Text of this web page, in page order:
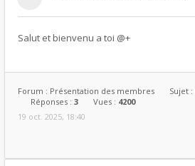
Salut et bienvenu a toi @+
Forum : Présentation des membres Sujet :
Réponses : 3 Vues : 4200
19 oct. 2025, 18:40